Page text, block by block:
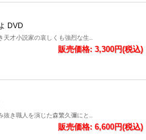
DVD
天才小説家の哀しくも強烈な生..
販売価格: 3,300円(税込)
抜き職人を演じた森繁久彌にと..
販売価格: 6,600円(税込)